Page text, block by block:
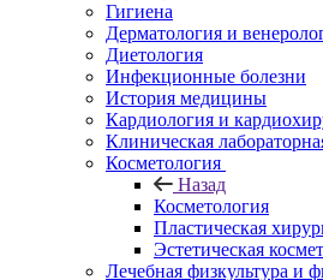
Гигиена
Дерматология и
Диетология
Инфекционные болезни
История медицины
Кардиология и
Клиническая
Косметология
Назад
Косметология
Пластическая
Эстетическая
Лечебная физкультура и